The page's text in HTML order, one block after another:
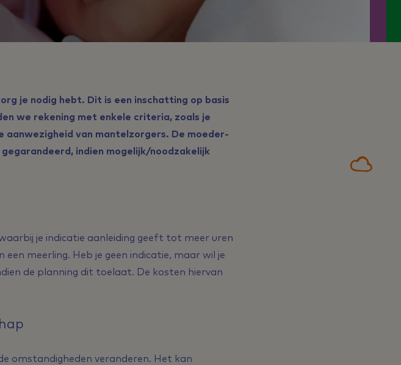
je nodig hebt. Dit is een inschatting op basis
we rekening met enkele criteria, zoals je
aanwezigheid van mantelzorgers. De moeder-
indien mogelijk/noodzakelijk
je indicatie aanleiding geeft tot meer uren
meerling. Heb je geen indicatie, maar wil je
de planning dit toelaat. De kosten hiervan
omstandigheden veranderen. Het kan